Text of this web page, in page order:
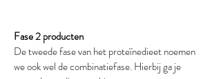
Fase 2 producten
De tweede fase van het proteïnedieet noemen
we ook wel de combinatiefase. Hierbij ga je